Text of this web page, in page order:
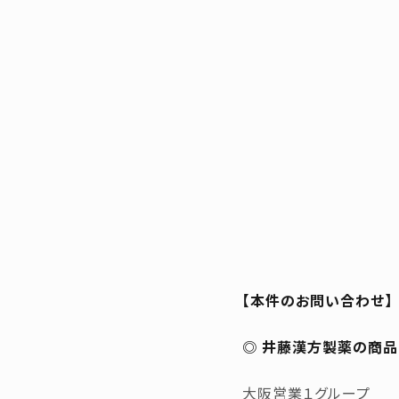
【本件のお問い合わせ】
◎ 井藤漢方製薬の商品
大阪営業１グループ